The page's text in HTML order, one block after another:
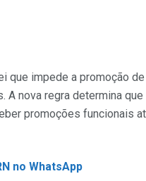
que impede a promoção
nova regra determina
promoções funcionais
no WhatsApp